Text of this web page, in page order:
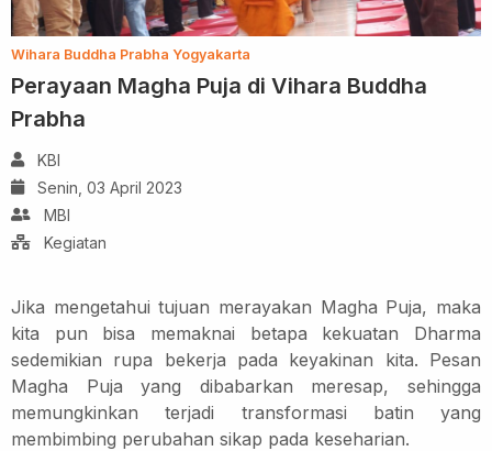
Wihara Buddha Prabha Yogyakarta
Perayaan Magha Puja di Vihara Buddha
Prabha
KBI
Senin, 03 April 2023
MBI
Kegiatan
Jika mengetahui tujuan merayakan Magha Puja, maka
kita pun bisa memaknai betapa kekuatan Dharma
sedemikian rupa bekerja pada keyakinan kita. Pesan
Magha Puja yang dibabarkan meresap, sehingga
memungkinkan terjadi transformasi batin yang
membimbing perubahan sikap pada keseharian.